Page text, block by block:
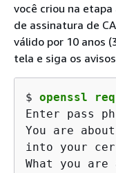
você criou na
de assinatura de
válido por 10 anos
tela e siga os
$ openssl
Enter pass
You are
into your
What you